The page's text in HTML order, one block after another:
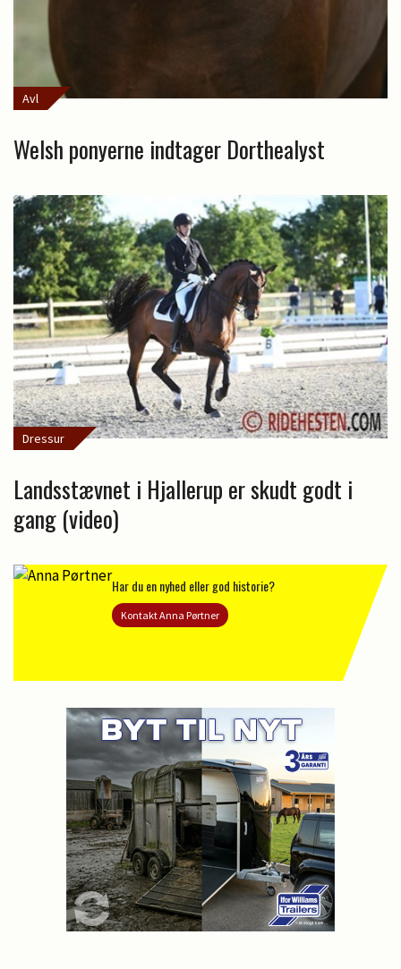
Avl
Welsh ponyerne indtager Dorthealyst
Dressur
Landsstævnet i Hjallerup er skudt godt i
gang (video)
Har du en nyhed eller god historie?
Kontakt Anna Pørtner